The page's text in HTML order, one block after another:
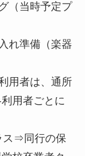
（当時予定プ
れ準備（楽器
用者は、通所
用者ごとに
ス⇒同行の保